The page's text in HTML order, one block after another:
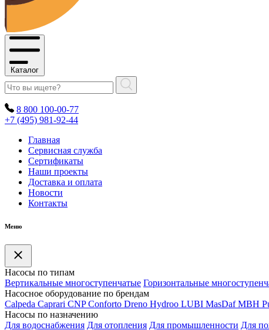
Каталог
8 800 100-00-77
+7 (495) 981-92-44
Главная
Сервисная служба
Сертификаты
Наши проекты
Доставка и оплата
Новости
Контакты
Меню
Насосы по типам
Вертикальные многоступенчатые Горизонтальные
Насосное оборудование по брендам
Calpeda Caprari CNP Conforto Dreno Hydroo LUBI MasDaf MBH
Насосы по назначению
Для водоснабжения Для отопления Для промышленности Для